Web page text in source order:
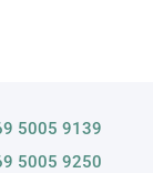
5005 9139
5005 9250